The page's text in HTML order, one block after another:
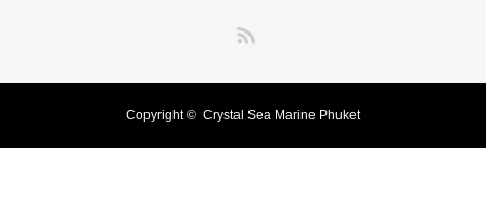
Copyright © Crystal Sea Marine Phuket